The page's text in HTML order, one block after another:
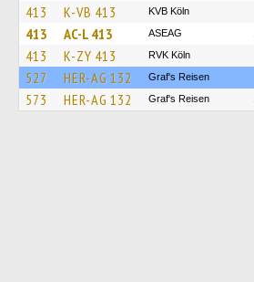
413 K-VB 413 KVB Köln
413 AC-L 413 ASEAG
413 K-ZY 413 RVK Köln
527 HER-AG 132 Graf's Reisen
573 HER-AG 132 Graf's Reisen